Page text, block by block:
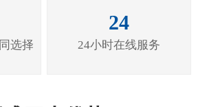
选择
24
24小时在线服务